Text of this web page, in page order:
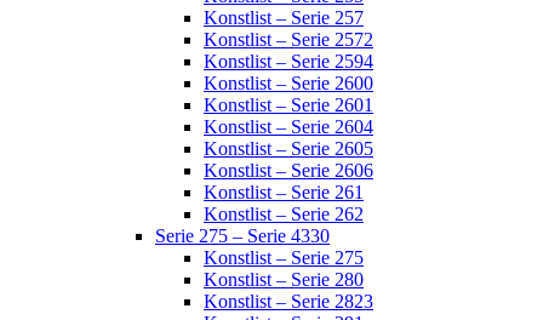
Konstlist – Serie 257
Konstlist – Serie 2572
Konstlist – Serie 2594
Konstlist – Serie 2600
Konstlist – Serie 2601
Konstlist – Serie 2604
Konstlist – Serie 2605
Konstlist – Serie 2606
Konstlist – Serie 261
Konstlist – Serie 262
Serie 275 – Serie 4330
Konstlist – Serie 275
Konstlist – Serie 280
Konstlist – Serie 2823